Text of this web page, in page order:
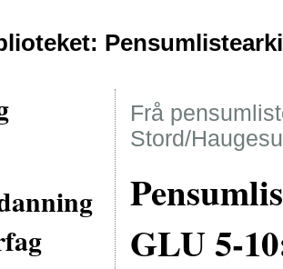
Frå
Stord/
GLU 5-